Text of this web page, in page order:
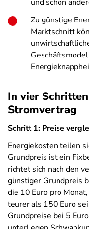
und schon
Zu günstige
Marktschnitt
In vier
Stromvertrag
Schritt 1: Preise
Energiekosten teilen
Grundpreis ist ein
richtet sich nach den
günstiger Grundpreis
die 10 Euro pro
teurer als 150 Euro
Grundpreise bei 5